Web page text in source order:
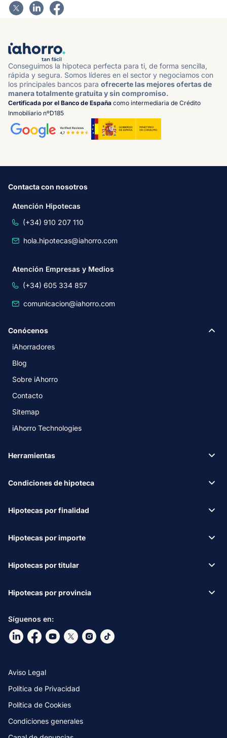
Conseguimos la hipoteca perfecta para ti, de forma sencilla,
rápida y segura. Somos líderes en el sector y negociamos con
los principales bancos para ofrecerte las mejores ofertas de
manera totalmente gratuita y sin compromiso.
Certificada por el Banco de España como intermediaria de Crédito
Inmobiliario nºD185
Contacta con nosotros
Atención Hipotecas
(+34) 910 207 110
hola.hipotecas@iahorro.com
Atención Empresas y Medios
(+34) 605 334 857
comunicacion@iahorro.com
Síguenos en:
Ir a nuestro Linkdin
Ir a nuestro Facebook
Ir a nuestro canal de Youtube
Ir a nuestro X
Ir a nuestro Instagram
Ir a nuestro TikTok
Aviso Legal
Política de Privacidad
Política de Cookies
Condiciones generales
Conócenos
iAhorradores
Blog
Sobre iAhorro
Contacto
Sitemap
iAhorro Technologies
Herramientas
Condiciones de hipoteca
Hipotecas por finalidad
Hipotecas por importe
Hipotecas por titular
Hipotecas por provincia